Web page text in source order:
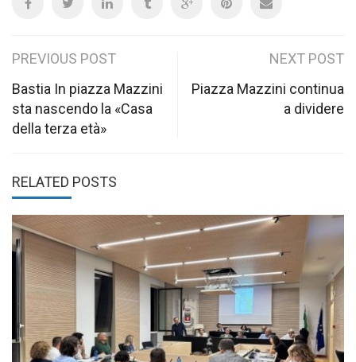
Post
navigation
PREVIOUS POST
Bastia In piazza Mazzini
sta nascendo la «Casa
della terza età»
NEXT POST
Piazza Mazzini continua
a dividere
RELATED POSTS